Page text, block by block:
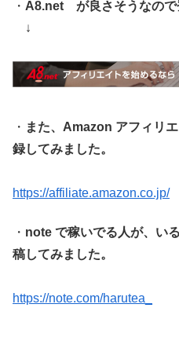
・ A8.net が良さそうなので
↓
・ また、Amazon アフィリ
録してみました。
https://affiliate.amazon.co.jp/
・ note で稼いでる人が、い
稿してみました。
https://note.com/harutea_